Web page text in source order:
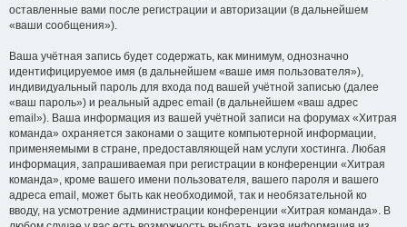
оставленные вами после регистрации и авторизации (в дальнейшем
«ваши сообщения»).
Ваша учётная запись будет содержать, как минимум, однозначно
идентифицируемое имя (в дальнейшем «ваше имя пользователя»),
индивидуальный пароль для входа под вашей учётной записью (далее
«ваш пароль») и реальный адрес email (в дальнейшем «ваш адрес
email»). Ваша информация из вашей учётной записи на форумах «Хитрая
команда» охраняется законами о защите компьютерной информации,
применяемыми в стране, предоставляющей нам услуги хостинга. Любая
информация, запрашиваемая при регистрации в конференции «Хитрая
команда», кроме вашего имени пользователя, вашего пароля и вашего
адреса email, может быть как необходимой, так и необязательной ко
вводу, на усмотрение администрации конференции «Хитрая команда». В